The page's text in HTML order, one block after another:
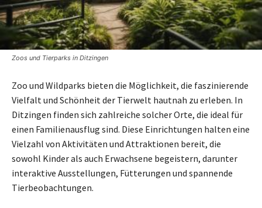
Zoos und Tierparks in Ditzingen
Zoo und Wildparks bieten die Möglichkeit, die faszinierende
Vielfalt und Schönheit der Tierwelt hautnah zu erleben. In
Ditzingen finden sich zahlreiche solcher Orte, die ideal für
einen Familienausflug sind. Diese Einrichtungen halten eine
Vielzahl von Aktivitäten und Attraktionen bereit, die
sowohl Kinder als auch Erwachsene begeistern, darunter
interaktive Ausstellungen, Fütterungen und spannende
Tierbeobachtungen.